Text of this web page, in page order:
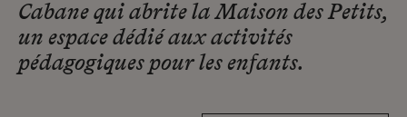
Cabane qui abrite la Maison des Petits,
un espace dédié aux activités
pédagogiques pour les enfants.